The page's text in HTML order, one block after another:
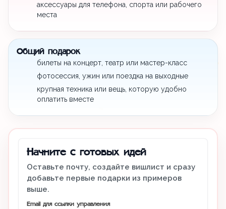
аксессуары для телефона, спорта или рабочего
места
Общий подарок
билеты на концерт, театр или мастер-класс
фотосессия, ужин или поездка на выходные
крупная техника или вещь, которую удобно
оплатить вместе
Начните с готовых идей
Оставьте почту, создайте вишлист и сразу
добавьте первые подарки из примеров
выше.
Email для ссылки управления